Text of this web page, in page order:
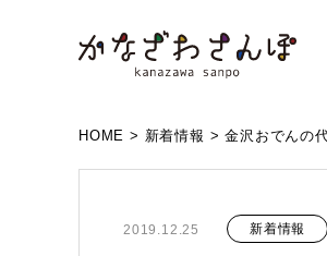
HOME > 新着情報 >金沢おでんの
2019.12.25 新着情報